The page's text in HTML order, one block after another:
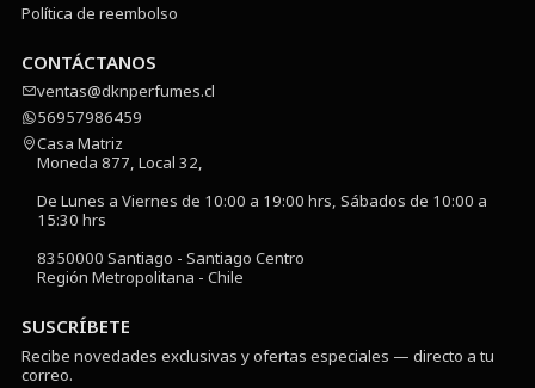
Política de reembolso
CONTÁCTANOS
ventas@dknperfumes.cl
56957986459
Casa Matriz
Moneda 877, Local 32,
De Lunes a Viernes de 10:00 a 19:00 hrs, Sábados de 10:00 a
15:30 hrs
8350000 Santiago - Santiago Centro
Región Metropolitana - Chile
SUSCRÍBETE
Recibe novedades exclusivas y ofertas especiales — directo a tu
correo.